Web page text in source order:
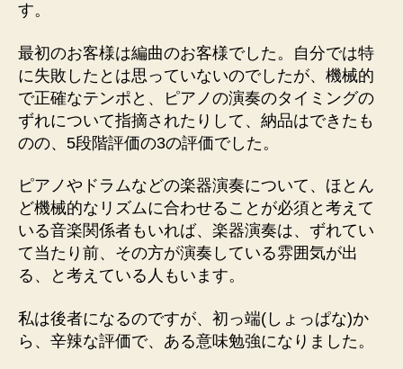
す。
最初のお客様は編曲のお客様でした。自分では特
に失敗したとは思っていないのでしたが、機械的
で正確なテンポと、ピアノの演奏のタイミングの
ずれについて指摘されたりして、納品はできたも
のの、5段階評価の3の評価でした。
ピアノやドラムなどの楽器演奏について、ほとん
ど機械的なリズムに合わせることが必須と考えて
いる音楽関係者もいれば、楽器演奏は、ずれてい
て当たり前、その方が演奏している雰囲気が出
る、と考えている人もいます。
私は後者になるのですが、初っ端(しょっぱな)か
ら、辛辣な評価で、ある意味勉強になりました。